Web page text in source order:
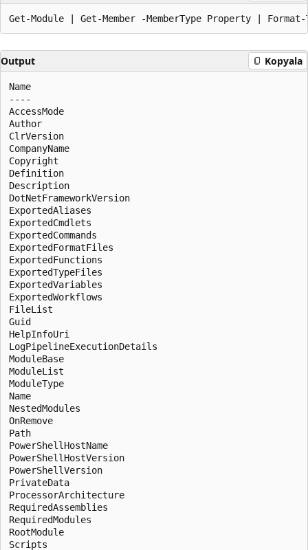
Output Kopyala
Name
----
AccessMode
Author
ClrVersion
CompanyName
Copyright
Definition
Description
DotNetFrameworkVersion
ExportedAliases
ExportedCmdlets
ExportedCommands
ExportedFormatFiles
ExportedFunctions
ExportedTypeFiles
ExportedVariables
ExportedWorkflows
FileList
Guid
HelpInfoUri
LogPipelineExecutionDetails
ModuleBase
ModuleList
ModuleType
Name
NestedModules
OnRemove
Path
PowerShellHostName
PowerShellHostVersion
PowerShellVersion
PrivateData
ProcessorArchitecture
RequiredAssemblies
RequiredModules
RootModule
Scripts